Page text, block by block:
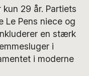
29 år. Partiets
Le Pens niece og
en stærk
i
i moderne